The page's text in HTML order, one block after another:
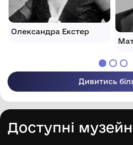
Олександра Екстер
Дивитись
Доступні